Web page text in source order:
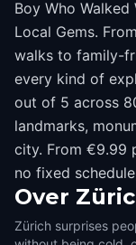
Boy Who
Local Gems.
walks to family-
every kind of
out of 5 across
landmarks,
city. From €9.99
no fixed
Over
Zürich surprises